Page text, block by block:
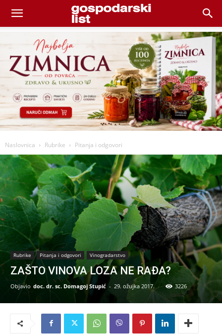
Naslovnica Rubrike Pitanja i odgovori
Rubrike Pitanja i odgovori Vinogradarstvo
ZAŠTO VINOVA LOZA NE RAĐA?
Objavio doc. dr. sc. Domagoj Stupić - 29. ožujka 2017. 3226